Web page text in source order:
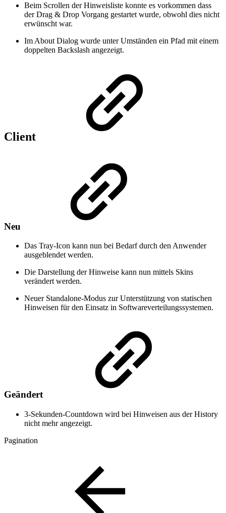
Beim Scrollen der Hinweisliste konnte es vorkommen dass
der Drag & Drop Vorgang gestartet wurde, obwohl dies nicht
erwünscht war.
Im About Dialog wurde unter Umständen ein Pfad mit einem
doppelten Backslash angezeigt.
Client
Neu
Das Tray-Icon kann nun bei Bedarf durch den Anwender
ausgeblendet werden.
Die Darstellung der Hinweise kann nun mittels Skins
verändert werden.
Neuer Standalone-Modus zur Unterstützung von statischen
Hinweisen für den Einsatz in Softwareverteilungssystemen.
Geändert
3-Sekunden-Countdown wird bei Hinweisen aus der History
nicht mehr angezeigt.
Pagination